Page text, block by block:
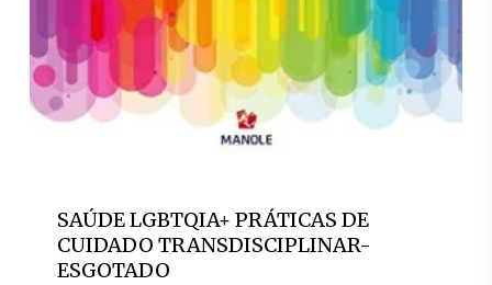
SAÚDE LGBTQIA+ PRÁTICAS DE
CUIDADO TRANSDISCIPLINAR-
ESGOTADO